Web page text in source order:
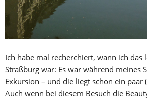
Ich habe mal recherchiert, wann ich das
Straßburg war: Es war während meines
Exkursion – und die liegt schon ein paar
Auch wenn bei diesem Besuch die